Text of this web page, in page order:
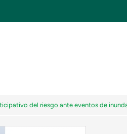
del riesgo ante eventos de